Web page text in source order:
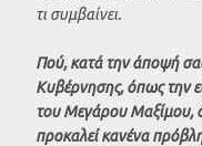
τι συμβαίνει.
Πού, κατά την άποψή
Kυβέρνησης, όπως την
του Μεγάρου Μαξίμου,
προκαλεί κανένα